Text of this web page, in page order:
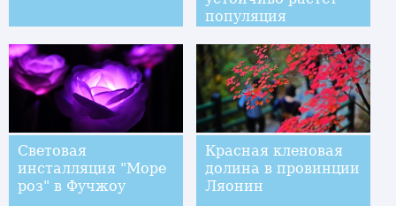
популяция
Световая
инсталляция "Море
роз" в Фучжоу
Красная кленовая
долина в провинции
Ляонин